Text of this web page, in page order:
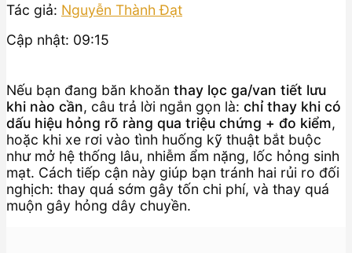
Tác giả: Nguyễn Thành Đạt
Cập nhật: 09:15
Nếu bạn đang băn khoăn thay lọc ga/van tiết lưu
khi nào cần, câu trả lời ngắn gọn là: chỉ thay khi có
dấu hiệu hỏng rõ ràng qua triệu chứng + đo kiểm,
hoặc khi xe rơi vào tình huống kỹ thuật bắt buộc
như mở hệ thống lâu, nhiễm ẩm nặng, lốc hỏng sinh
mạt. Cách tiếp cận này giúp bạn tránh hai rủi ro đối
nghịch: thay quá sớm gây tốn chi phí, và thay quá
muộn gây hỏng dây chuyền.